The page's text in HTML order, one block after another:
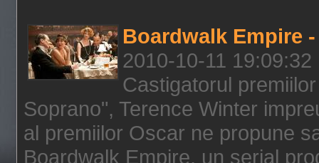
Boardwalk Empire
2010-10-11 19:09:32
Castigatorul
Soprano", Terence Winter
al premiilor Oscar ne propune
Boardwalk Empire, un serial